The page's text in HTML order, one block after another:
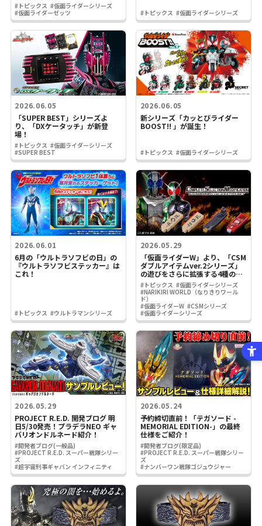
#トピックス #仮面ライダーシリーズ
#仮面ライダーゼッツ
#トピックス #仮面ライダーシリーズ
2026.06.05
「SUPER BEST」シリーズよ
り、「DXケータッチ」が新登
場！
#トピックス #仮面ライダーシリーズ
#SUPER BEST
2026.06.05
新シリーズ「カッとびライダー
BOOST!! 」が誕生！
#トピックス #仮面ライダーシリーズ
2026.06.01
6月の「ウルトラソフビの日」の
『ウルトラソフビステッカー』は
これ！
#トピックス #ウルトラマンシリーズ
2026.05.29
「仮面ライダーW」より、「CSM
ダブルアイテムver.2シリーズ」
の遊びをさらに拡張する4種のメ
モリが登場!!
#トピックス #仮面ライダーシリーズ
#NARIKIRI WORLD（なりきりワール
ド）
#仮面ライダーW #CSMシリーズ
#仮面ライダーシリーズ
2026.05.29
PROJECT R.E.D. 開発ブログ 明
日5/30発売！プラデラNEO ギャ
バリオンドルネード紹介！
#開発者ブログ(一般品)
#PROJECT R.E.D. スーパー戦隊シリー
ズ
#超宇宙刑事ギャバン インフィニティ
2026.05.24
予約締切直前！「テガソード -
MEMORIAL EDITION-」の最終
仕様をご紹介！
#開発者ブログ(限定品)
#PROJECT R.E.D. スーパー戦隊シリー
ズ
#ナンバーワン戦隊ゴジュウジャー